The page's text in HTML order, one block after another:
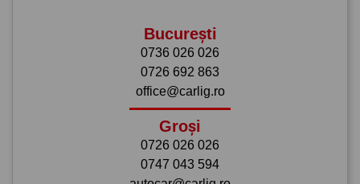
București
0736 026 026
0726 692 863
office@carlig.ro
Groși
0726 026 026
0747 043 594